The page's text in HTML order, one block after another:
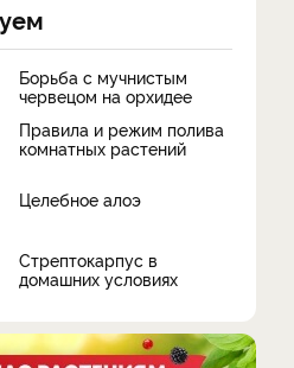
Борьба с мучнистым
червецом на орхидее
Правила и режим полива
комнатных растений
Целебное алоэ
Стрептокарпус в
домашних условиях